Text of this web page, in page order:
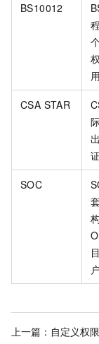
BS10012
CSA STAR
SOC
上一篇： 自定义权